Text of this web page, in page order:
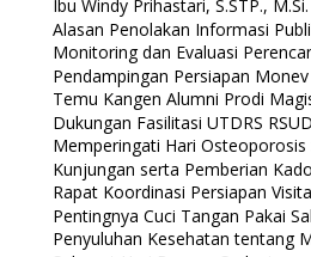
Ibu Windy Prihastari, S.STP.,
Alasan Penolakan Informasi
Monitoring dan Evaluasi
Pendampingan Persiapan
Temu Kangen Alumni Prodi
Dukungan Fasilitasi UTDRS
Memperingati Hari Osteoporosis
Kunjungan serta Pemberian
Rapat Koordinasi Persiapan
Pentingnya Cuci Tangan Pakai
Penyuluhan Kesehatan tentang